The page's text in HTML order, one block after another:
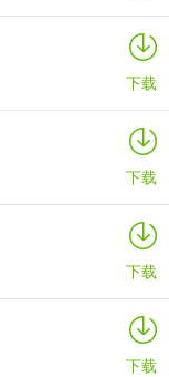
下载
下载
下载
下载